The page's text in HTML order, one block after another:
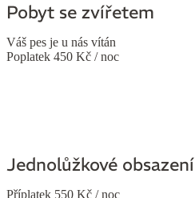
Pobyt se zvířetem
Váš pes je u nás vítán
Poplatek 450 Kč / noc
Jednolůžkové obsazení
Příplatek 550 Kč / noc